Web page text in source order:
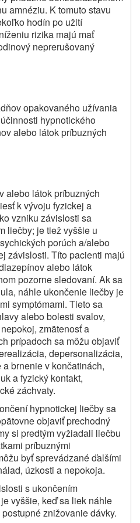
amnéziu. K tomuto stavu
hodín po užití
rizika majú mať
neprerušovaný
opakovaného užívania
hypnotického
alebo látok príbuzných
alebo látok príbuzných
k vývoju fyzickej a
vzniku závislosti sa
liečby; je tiež vyššie u
porúch a/alebo
závislosti. Títo pacienti majú
alebo látok
pozorne sledovaní. Ak sa
náhle ukončenie liečby je
symptómami. Tieto sa
alebo bolesti svalov,
zmätenosť a
prípadoch sa môžu objaviť
depersonalizácia,
brnenie v končatinách,
a fyzický kontakt,
záchvaty.
hypnotickej liečby sa
objaviť prechodný
si predtým vyžiadali liečbu
príbuznými
byť sprevádzané ďalšími
úzkosti a nepokoja.
s ukončením
vyššie, keď sa liek náhle
znižovanie dávky.